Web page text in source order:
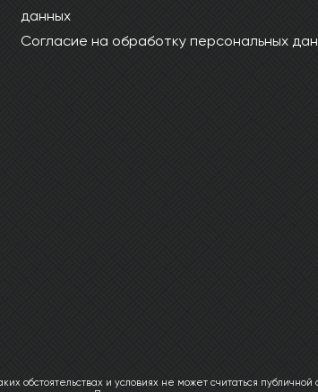
данных
Согласие на обработку персональных
обстоятельствах и условиях не может считаться